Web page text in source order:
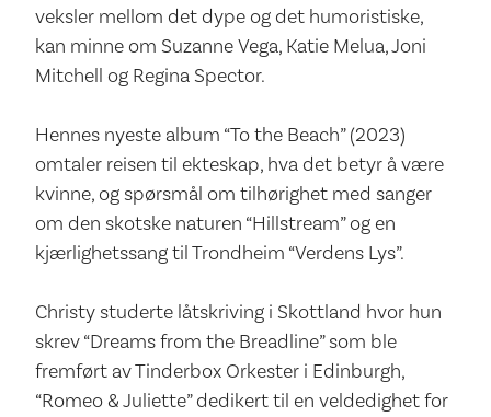
veksler mellom det dype og det humoristiske,
kan minne om Suzanne Vega, Katie Melua, Joni
Mitchell og Regina Spector.
Hennes nyeste album “To the Beach” (2023)
omtaler reisen til ekteskap, hva det betyr å være
kvinne, og spørsmål om tilhørighet med sanger
om den skotske naturen “Hillstream” og en
kjærlighetssang til Trondheim “Verdens Lys”.
Christy studerte låtskriving i Skottland hvor hun
skrev “Dreams from the Breadline” som ble
fremført av Tinderbox Orkester i Edinburgh,
“Romeo & Juliette” dedikert til en veldedighet for